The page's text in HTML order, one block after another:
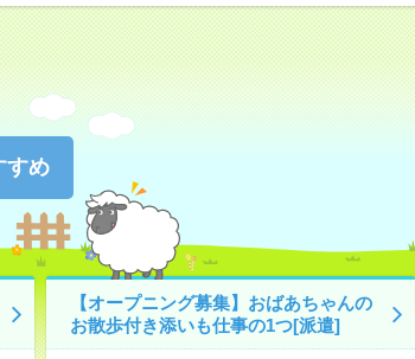
すめ
【オープニング募集】おばあちゃんの
お散歩付き添いも仕事の1つ[派遣]